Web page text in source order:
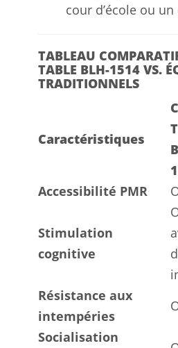
cour d’école ou
TABLEAU
TABLE BLH-1514 VS.
TRADITIONNELS
Caractéristiques
Accessibilité PMR
Stimulation
cognitive
Résistance aux
intempéries
Socialisation